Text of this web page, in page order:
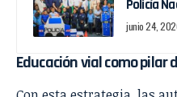
Policía
junio 24,
Educación vial como pilar